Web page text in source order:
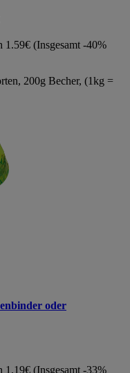
1.59€ (Insgesamt -40%
200g Becher, (1kg =
oder
1.19€ (Insgesamt -33%